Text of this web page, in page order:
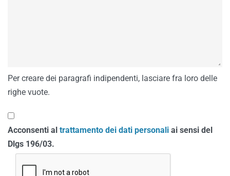
Per creare dei paragrafi indipendenti, lasciare fra loro delle
righe vuote.
Acconsenti al trattamento dei dati personali ai sensi del
Dlgs 196/03.